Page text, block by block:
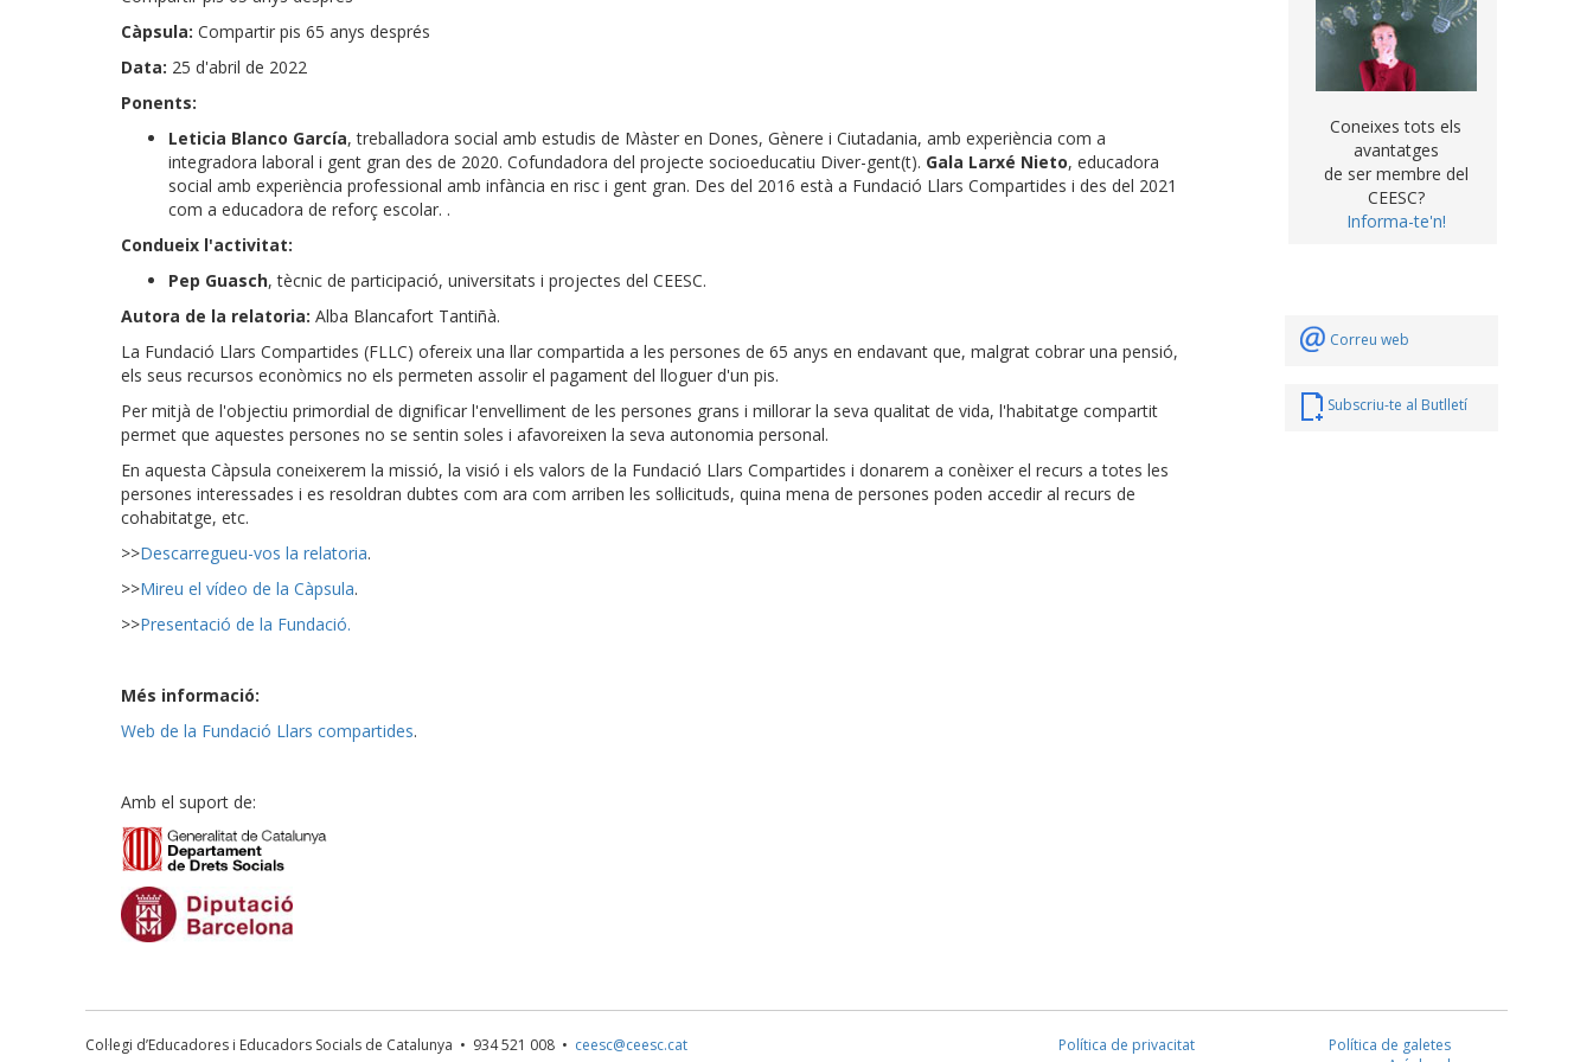
Càpsula: Compartir pis 65 anys després
Data: 25 d'abril de 2022
Ponents:
Leticia Blanco García, treballadora social amb estudis de Màster en Dones, Gènere i Ciutadania, amb experiència com a
integradora laboral i gent gran des de 2020. Cofundadora del projecte socioeducatiu Diver-gent(t). Gala Larxé Nieto, educadora
social amb experiència professional amb infància en risc i gent gran. Des del 2016 està a Fundació Llars Compartides i des del 2021
com a educadora de reforç escolar. .
Condueix l'activitat:
Pep Guasch, tècnic de participació, universitats i projectes del CEESC.
Autora de la relatoria: Alba Blancafort Tantiñà.
La Fundació Llars Compartides (FLLC) ofereix una llar compartida a les persones de 65 anys en endavant que, malgrat cobrar una pensió,
els seus recursos econòmics no els permeten assolir el pagament del lloguer d'un pis.
Per mitjà de l'objectiu primordial de dignificar l'envelliment de les persones grans i millorar la seva qualitat de vida, l'habitatge compartit
permet que aquestes persones no se sentin soles i afavoreixen la seva autonomia personal.
En aquesta Càpsula coneixerem la missió, la visió i els valors de la Fundació Llars Compartides i donarem a conèixer el recurs a totes les
persones interessades i es resoldran dubtes com ara com arriben les sol·licituds, quina mena de persones poden accedir al recurs de
cohabitatge, etc.
>>Descarregueu-vos la relatoria.
>>Mireu el vídeo de la Càpsula.
>>Presentació de la Fundació.
Més informació:
Web de la Fundació Llars compartides.
Amb el suport de:
Coneixes tots els
avantatges
de ser membre del
CEESC?
Informa-te'n!
Correu web
Subscriu-te al Butlletí
Col·legi d’Educadores i Educadors Socials de Catalunya • 934 521 008 • ceesc@ceesc.cat Política de privacitat
Política de galetes